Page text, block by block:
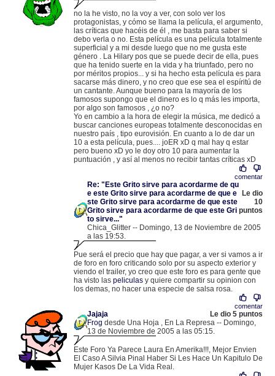
no la he visto, no la voy a ver, con solo ver los
protagonistas, y cómo se llama la película, el argumento,
las críticas que hacéis de él , me basta para saber si
debo verla o no. Esta película es una película totalmente
superficial y a mi desde luego que no me gusta este
género . La Hilary pos que se puede decir de ella, pues
que ha tenido suerte en la vida y ha triunfado, pero no
por méritos propios... y si ha hecho esta película es para
sacarse más dinero, y no creo que ese sea el espíritú de
un cantante. Aunque bueno para la mayoría de los
famosos supongo que el dinero es lo q más les importa,
por algo son famosos , ¿o no?
Yo en cambio a la hora de elegir la música, me dedicó a
buscar canciones europeas totalmente desconocidas en
nuestro país , tipo eurovisión. En cuanto a lo de dar un
10 a esta película, pues.... joER xD q mal hay q estar
pero bueno xD yo le doy otro 10 para aumentar la
puntuación , y así al menos no recibir tantas críticas xD
comentar
Re: "Este Grito sirve para acordarme de qu
e este Grito sirve para acordarme de que e
ste Grito sirve para acordarme de que este
Grito sirve para acordarme de que este Gri
to sirve..."
Le dio
10
puntos
Chica_Glitter -- Domingo, 13 de Noviembre de 2005
a las 19:53.
Pue será el precio que hay que pagar, a ver si vamos a ir
de foro en foro criticando solo por su aspecto exterior y
viendo el trailer, yo creo que este foro es para gente que
ha visto las peliculas y quiere compartir su opinion con
los demas, no hacer una especie de salsa rosa.
comentar
Jajaja
Le dio 5 puntos
Frog desde Una Hoja , En La Represa -- Domingo,
13 de Noviembre de 2005 a las 05:15.
Este Foro Ya Parece Laura En Amerika!!!, Mejor Envien
El Caso A Silvia Pinal Haber Si Les Hace Un Kapitulo De
Mujer Kasos De La Vida Real.